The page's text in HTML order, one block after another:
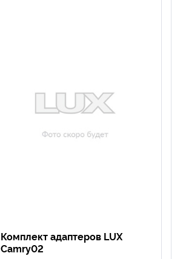
Комплект адаптеров LUX
Camry02